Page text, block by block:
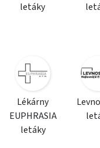
letáky
Lékárny
EUPHRASIA
letáky